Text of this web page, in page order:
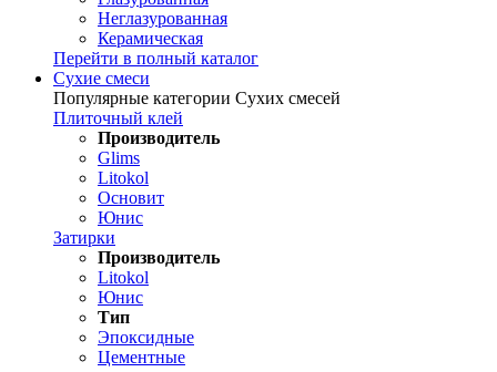
Неглазурованная
Керамическая
Перейти в полный каталог
Сухие смеси
Популярные категории Сухих смесей
Плиточный клей
Производитель
Glims
Litokol
Основит
Юнис
Затирки
Производитель
Litokol
Юнис
Тип
Эпоксидные
Цементные